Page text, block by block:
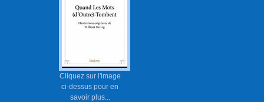
Cliquez sur l'image
ci-dessus pour en
savoir plus...